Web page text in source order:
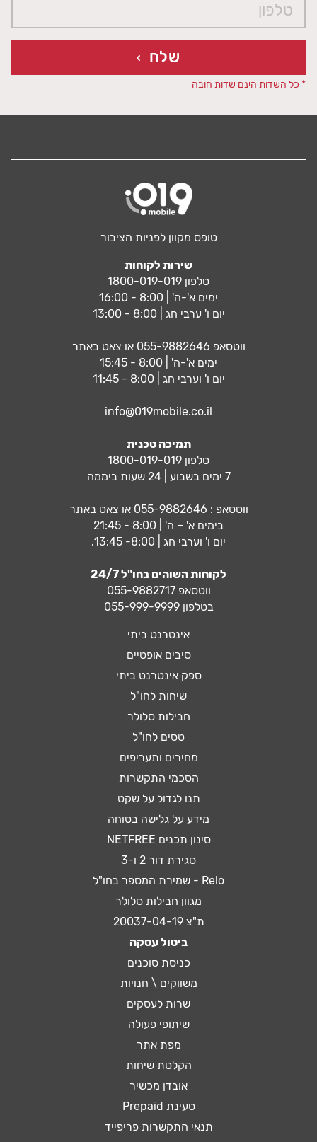
שלח
* כל השדות הינם שדות חובה
טופס מקוון לפניות הציבור
שירות לקוחות
טלפון 1800-019-019
ימים א'-ה' | 8:00 - 16:00
יום ו' ערבי חג | 8:00 - 13:00
ווטסאפ 055-9882646 או צאט באתר
ימים א'-ה' | 8:00 - 15:45
יום ו' וערבי חג | 8:00 - 11:45
info@019mobile.co.il
תמיכה טכנית
טלפון 1800-019-019
7 ימים בשבוע | 24 שעות ביממה
ווטסאפ : 055-9882646 או צאט באתר
בימים א' – ה' | 8:00 - 21:45
יום ו' וערבי חג | 8:00- 13:45.
לקוחות השוהים בחו"ל 24/7
ווטסאפ055-9882717
בטלפון 055-999-9999
אינטרנט ביתי
סיבים אופטיים
ספק אינטרנט ביתי
שיחות לחו"ל
חבילות סלולר
טסים לחו"ל
מחירים ותעריפים
הסכמי התקשרות
תנו לגדול על שקט
מידע על גלישה בטוחה
סינון תכנים NETFREE
סגירת דור 2 ו-3
Relo - שמירת המספר בחו"ל
מגוון חבילות סלולר
ת"צ 20037-04-19
ביטול עסקה
כניסת סוכנים
משווקים \ חנויות
שרות לעסקים
שיתופי פעולה
מפת אתר
הקלטת שיחות
אובדן מכשיר
טעינת Prepaid
תנאי התקשרות פריפייד